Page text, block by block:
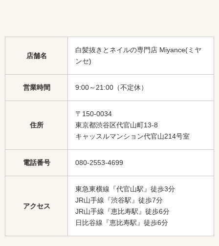
店舗名
白髪抜きとネイルの専門店 Miyance(ミヤ
ンセ)
営業時間 9:00～21:00（不定休）
住所
〒150-0034
東京都渋谷区代官山町13-8
キャッスルマンション代官山214号室
電話番号 080-2553-4699
アクセス
東急東横線『代官山駅』徒歩3分
JR山手線『渋谷駅』徒歩7分
JR山手線『恵比寿駅』徒歩6分
日比谷線『恵比寿駅』徒歩6分